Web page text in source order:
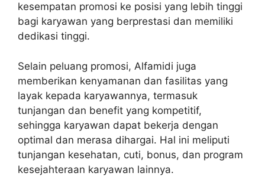
kesempatan promosi ke posisi yang lebih tinggi
bagi karyawan yang berprestasi dan memiliki
dedikasi tinggi.
Selain peluang promosi, Alfamidi juga
memberikan kenyamanan dan fasilitas yang
layak kepada karyawannya, termasuk
tunjangan dan benefit yang kompetitif,
sehingga karyawan dapat bekerja dengan
optimal dan merasa dihargai. Hal ini meliputi
tunjangan kesehatan, cuti, bonus, dan program
kesejahteraan karyawan lainnya.